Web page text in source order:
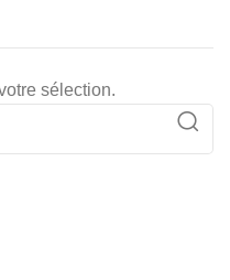
sélection.